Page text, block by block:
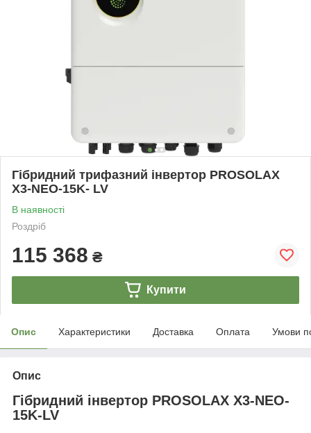
Гібридний трифазний інвертор PROSOLAX
X3-NEO-15K- LV
В наявності
Роздріб
115 368 ₴
Купити
Опис Характеристики Доставка Оплата Умови
Опис
Гібридний інвертор PROSOLAX X3-NEO-
15K-LV